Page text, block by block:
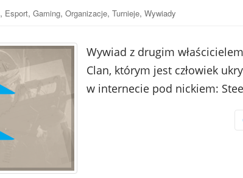
, Esport, Gaming, Organizacje, Turnieje, Wywiady
Wywiad z drugim
Clan, którym jest człowiek
w internecie pod nickiem: